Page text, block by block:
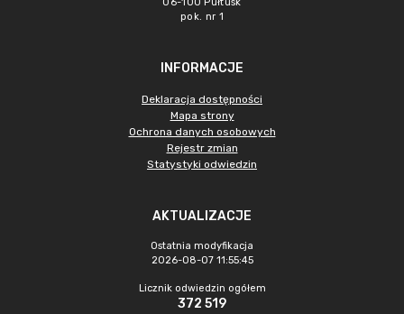
pok. nr 1
INFORMACJE
Deklaracja dostępności
Mapa strony
Ochrona danych osobowych
Rejestr zmian
Statystyki odwiedzin
AKTUALIZACJE
Ostatnia modyfikacja
2026-08-07 11:55:45
Licznik odwiedzin ogółem
372 519